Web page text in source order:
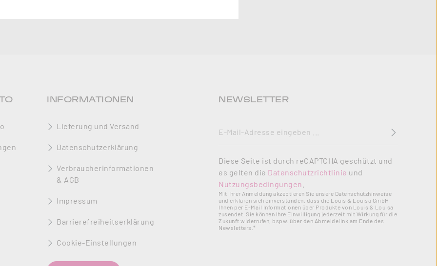
INFORMATIONEN
Lieferung und Versand
Datenschutzerklärung
Verbraucherinformationen
& AGB
Impressum
Barrierefreiheitserklärung
Cookie-Einstellungen
NEWSLETTER
Diese Seite ist durch reCAPTCHA geschützt und
es gelten die Datenschutzrichtlinie und
Nutzungsbedingungen
Mit Ihrer Anmeldung akzeptieren Sie unsere Datenschutzhinweise
und erklären sich einverstanden, dass die Louis & Louisa GmbH
Ihnen per E-Mail Informationen über Produkte von Louis & Louisa
zusendet. Sie können Ihre Einwilligung jederzeit mit Wirkung für die
Zukunft widerrufen, bspw. über den Abmeldelink am Ende des
Newsletters.*